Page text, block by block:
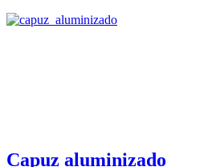
Capuz aluminizado